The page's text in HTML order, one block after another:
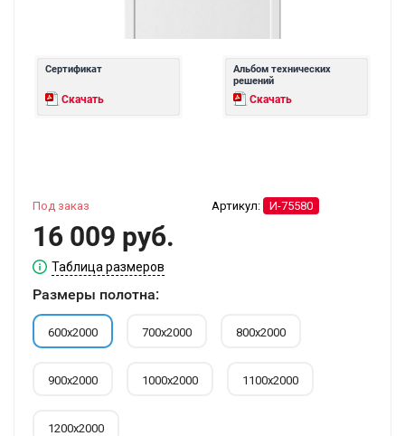
Сертификат
Скачать
Альбом технических
решений
Скачать
Артикул: И-75580
Под заказ
16 009 руб.
Таблица размеров
Размеры полотна:
600х2000 700х2000 800х2000
900х2000 1000х2000 1100х2000
1200х2000